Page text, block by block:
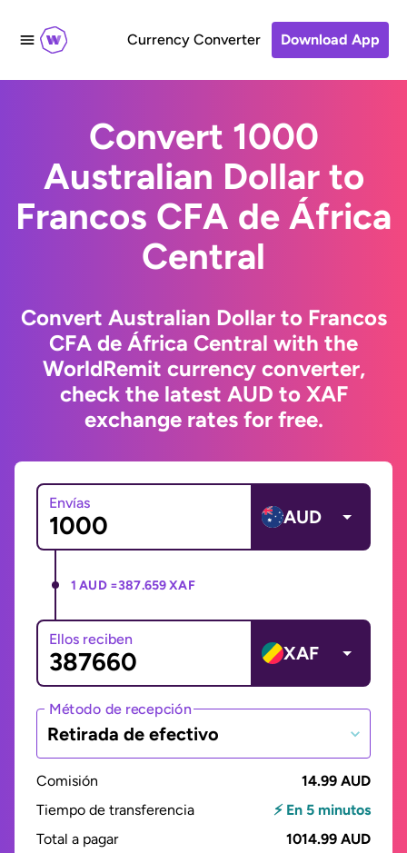
Currency Converter Download App
Convert 1000
Australian Dollar to
Francos CFA de África
Central
Convert Australian Dollar to Francos
CFA de África Central with the
WorldRemit currency converter,
check the latest AUD to XAF
exchange rates for free.
Envías
AUD
1 AUD =387.659 XAF
Ellos reciben
XAF
Método de recepción
Retirada de efectivo
Comisión
14.99 AUD
Tiempo de transferencia
⚡ En 5 minutos
Total a pagar
1014.99 AUD